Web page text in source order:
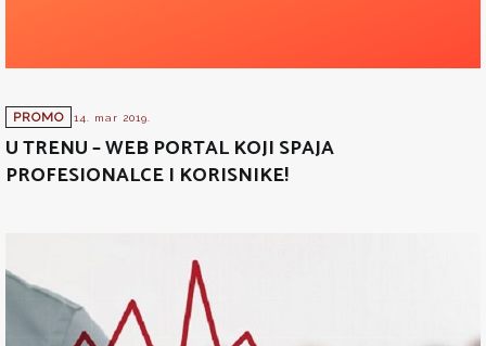
PROMO 14. mar 2019.
U TRENU – WEB PORTAL KOJI SPAJA
PROFESIONALCE I KORISNIKE!